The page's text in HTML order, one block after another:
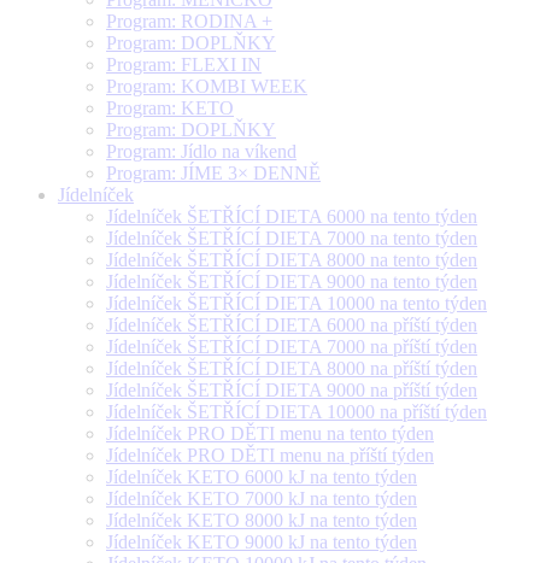
Program: RODINA +
Program: DOPLŇKY
Program: FLEXI IN
Program: KOMBI WEEK
Program: KETO
Program: DOPLŇKY
Program: Jídlo na víkend
Program: JÍME 3× DENNĚ
Jídelníček
Jídelníček ŠETŘÍCÍ DIETA 6000 na tento týden
Jídelníček ŠETŘÍCÍ DIETA 7000 na tento týden
Jídelníček ŠETŘÍCÍ DIETA 8000 na tento týden
Jídelníček ŠETŘÍCÍ DIETA 9000 na tento týden
Jídelníček ŠETŘÍCÍ DIETA 10000 na tento týden
Jídelníček ŠETŘÍCÍ DIETA 6000 na příští týden
Jídelníček ŠETŘÍCÍ DIETA 7000 na příští týden
Jídelníček ŠETŘÍCÍ DIETA 8000 na příští týden
Jídelníček ŠETŘÍCÍ DIETA 9000 na příští týden
Jídelníček ŠETŘÍCÍ DIETA 10000 na příští týden
Jídelníček PRO DĚTI menu na tento týden
Jídelníček PRO DĚTI menu na příští týden
Jídelníček KETO 6000 kJ na tento týden
Jídelníček KETO 7000 kJ na tento týden
Jídelníček KETO 8000 kJ na tento týden
Jídelníček KETO 9000 kJ na tento týden